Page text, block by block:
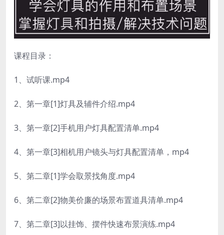
课程目录：
1、试听课.mp4
2、第一章[1]灯具及辅件介绍.mp4
3、第一章[2]手机用户灯具配置清单.mp4
4、第一章[3]相机用户镜头与灯具配置清单，mp4
5、第二章[1]学会取景找角度.mp4
6、第二章[2]物美价廉的场景布置道具清单.mp4
7、第二章[3]以挂饰、摆件快速布景演练.mp4